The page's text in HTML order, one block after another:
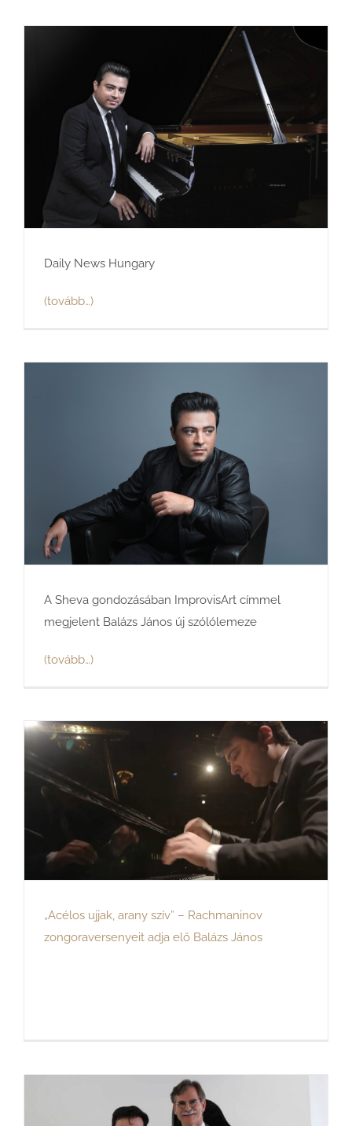
Daily News Hungary
(tovább…)
A Sheva gondozásában ImprovisArt címmel
megjelent Balázs János új szólólemeze
(tovább…)
„Acélos ujjak, arany szív” – Rachmaninov
zongoraversenyeit adja elő Balázs János